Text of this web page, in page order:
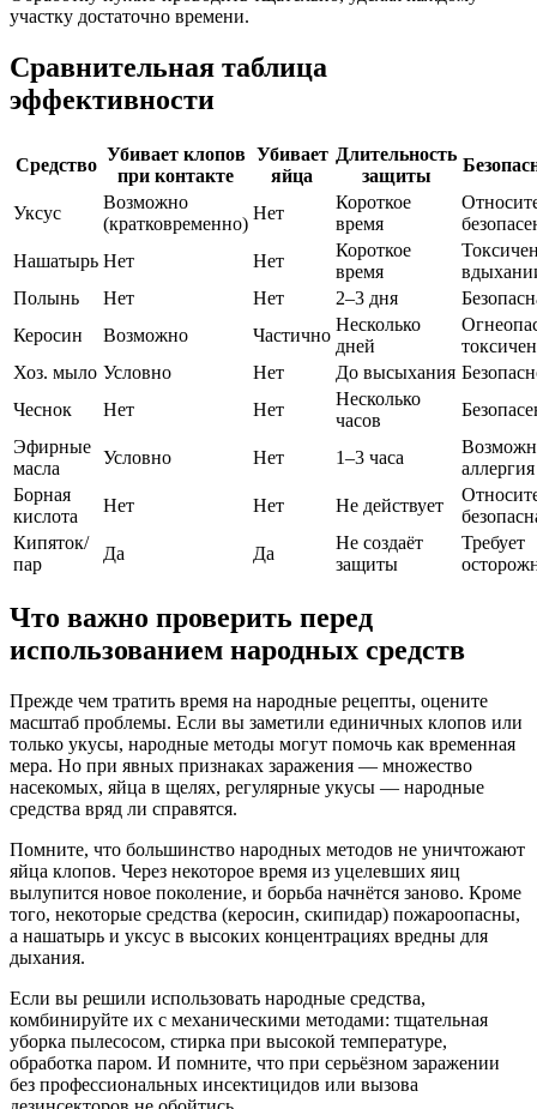
участку достаточно времени.
Сравнительная таблица
эффективности
Средство
Убивает клопов
при контакте
Убивает
яйца
Длительность
защиты
Уксус
Возможно
(кратковременно)
Нет
Короткое
время
Нашатырь Нет Нет
Короткое
время
Полынь
Нет Нет 2–3 дня
Керосин
Возможно Частично
Несколько
дней
токсичен
Хоз. мыло Условно Нет До высыхания
Чеснок
Нет Нет
Несколько
часов
Эфирные
масла
Условно Нет 1–3 часа
аллергия
Борная
кислота
Нет Нет Не действует
Кипяток/
пар
Да Да
Не создаёт
защиты
Требует
Что важно проверить перед
использованием народных средств
Прежде чем тратить время на народные рецепты, оцените
масштаб проблемы. Если вы заметили единичных клопов или
только укусы, народные методы могут помочь как временная
мера. Но при явных признаках заражения — множество
насекомых, яйца в щелях, регулярные укусы — народные
средства вряд ли справятся.
Помните, что большинство народных методов не уничтожают
яйца клопов. Через некоторое время из уцелевших яиц
вылупится новое поколение, и борьба начнётся заново. Кроме
того, некоторые средства (керосин, скипидар) пожароопасны,
а нашатырь и уксус в высоких концентрациях вредны для
дыхания.
Если вы решили использовать народные средства,
комбинируйте их с механическими методами: тщательная
уборка пылесосом, стирка при высокой температуре,
обработка паром. И помните, что при серьёзном заражении
без профессиональных инсектицидов или вызова